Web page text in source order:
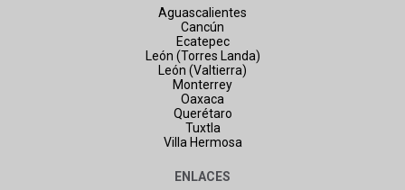
Aguascalientes
Cancún
Ecatepec
León (Torres Landa)
León (Valtierra)
Monterrey
Oaxaca
Querétaro
Tuxtla
Villa Hermosa
ENLACES